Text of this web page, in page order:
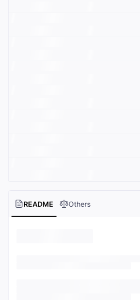
README Others